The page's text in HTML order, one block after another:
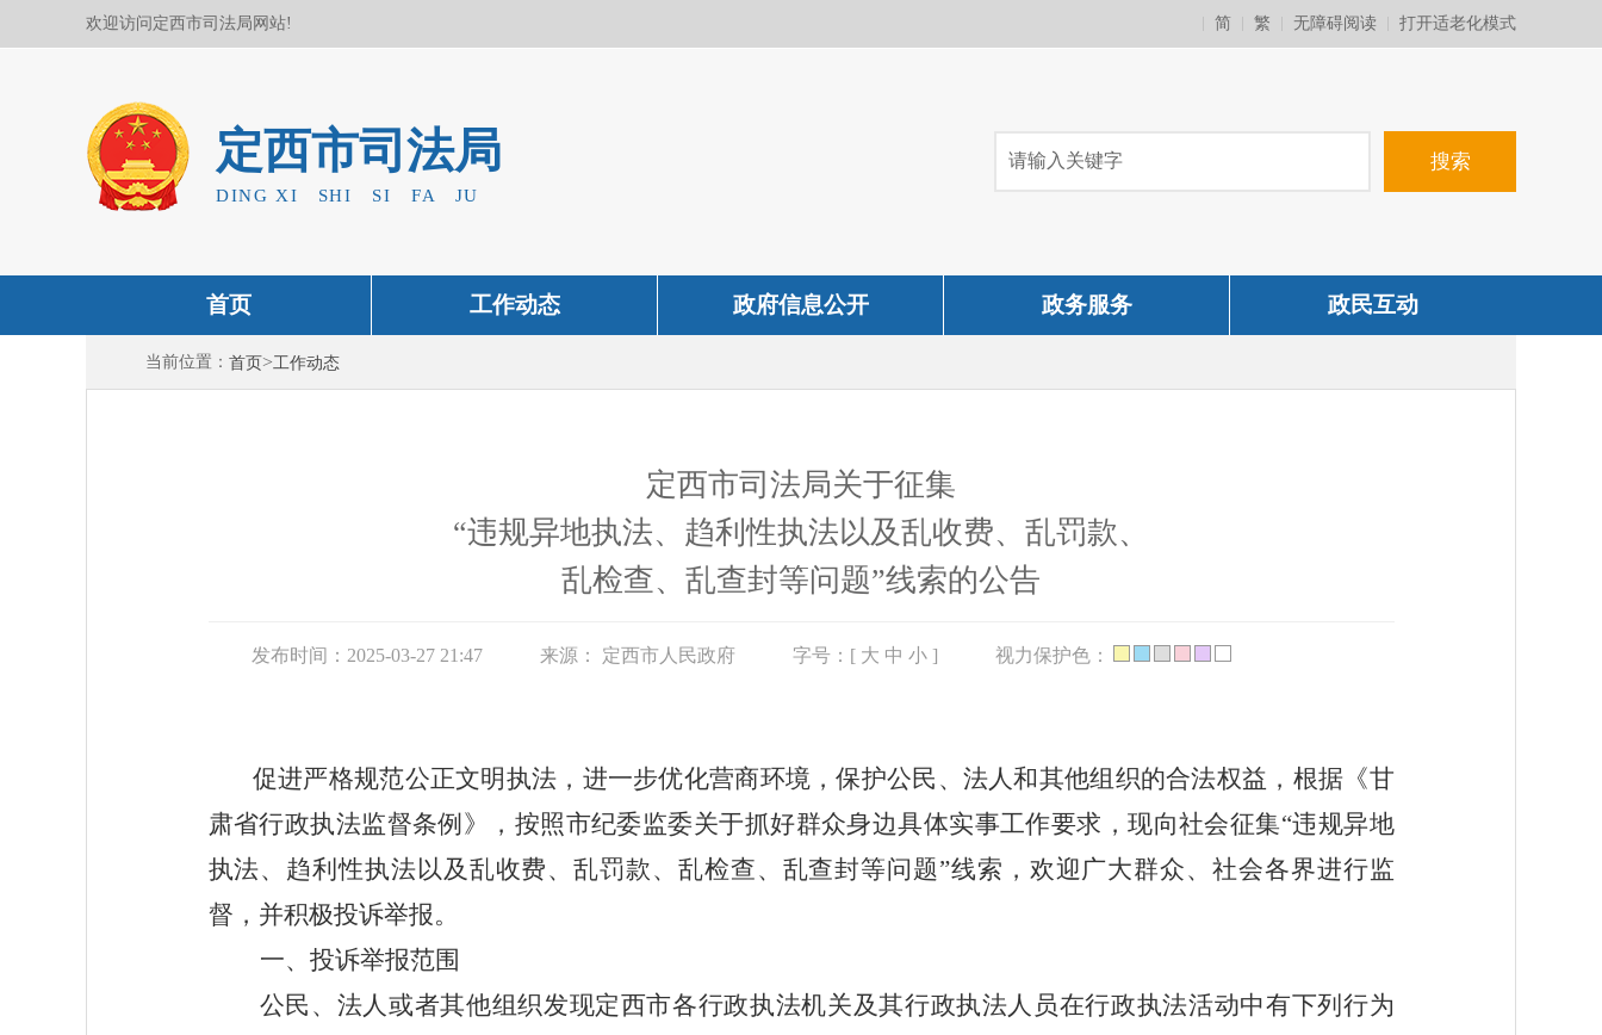
欢迎访问定西市司法局网站! 简 繁 无障碍阅读 打开适老化模式
定西市司法局
DING XI SHI SI FA JU
首页 工作动态 政府信息公开 政务服务 政民互动
当前位置： 首页>工作动态
定西市司法局关于征集
“违规异地执法、趋利性执法以及乱收费、乱罚款、
乱检查、乱查封等问题”线索的公告
发布时间：2025-03-27 21:47 来源： 定西市人民政府 字号：[ 大 中 小 ] 视力保护色：
促进严格规范公正文明执法，进一步优化营商环境，保护公民、法人和其他组织的合法权益，根据《甘
肃省行政执法监督条例》，按照市纪委监委关于抓好群众身边具体实事工作要求，现向社会征集“违规异地
执法、趋利性执法以及乱收费、乱罚款、乱检查、乱查封等问题”线索，欢迎广大群众、社会各界进行监
督，并积极投诉举报。
一、投诉举报范围
公民、法人或者其他组织发现定西市各行政执法机关及其行政执法人员在行政执法活动中有下列行为